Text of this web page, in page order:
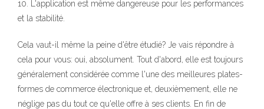
10. L'application est même dangereuse pour les performances
et la stabilité.
Cela vaut-il même la peine d'être étudié? Je vais répondre à
cela pour vous: oui, absolument. Tout d'abord, elle est toujours
généralement considérée comme l'une des meilleures plates-
formes de commerce électronique et, deuxièmement, elle ne
néglige pas du tout ce qu'elle offre à ses clients. En fin de